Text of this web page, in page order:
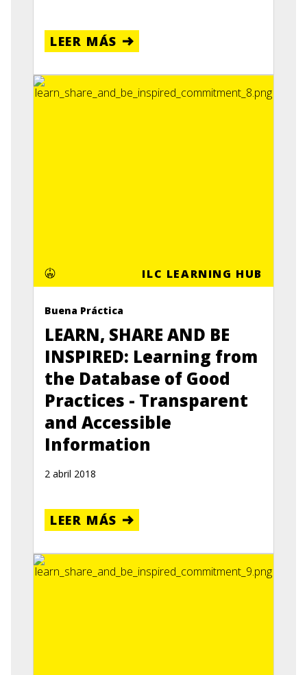
LEER MÁS
ILC LEARNING HUB
Buena Práctica
LEARN, SHARE AND BE
INSPIRED: Learning from
the Database of Good
Practices - Transparent
and Accessible
Information
2 abril 2018
LEER MÁS